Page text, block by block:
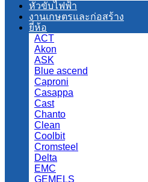
หัวขับไฟฟ้า
งานเกษตรและก่อสร้าง
ยี่ห้อ
ACT
Akon
ASK
Blue ascend
Caproni
Casappa
Cast
Chanto
Clean
Coolbit
Cromsteel
Delta
EMC
GEMELS